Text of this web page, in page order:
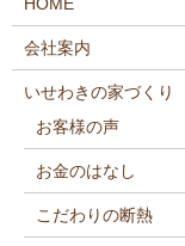
会社案内
いせわきの家づくり
お客様の声
お金のはなし
こだわりの断熱